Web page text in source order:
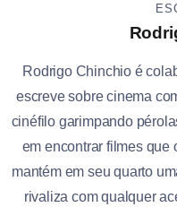
Rodrigo Chinchio é
escreve sobre cinema
cinéfilo garimpando
em encontrar filmes que
mantém em seu quarto
rivaliza com qualquer